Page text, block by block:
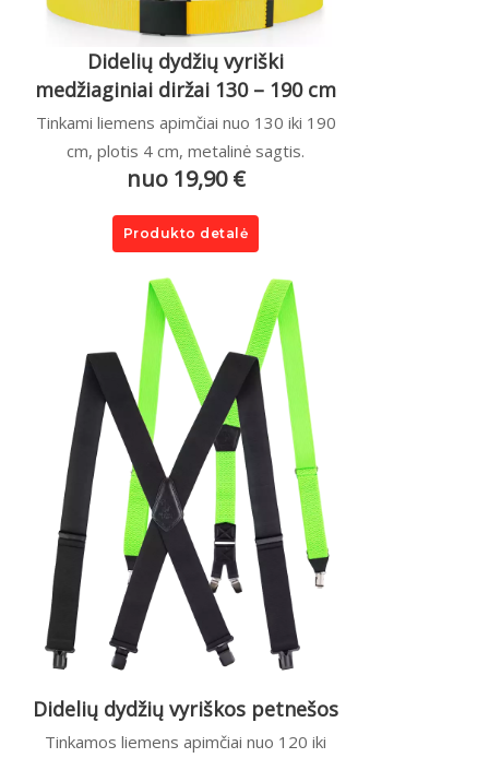
Didelių dydžių vyriški
medžiaginiai diržai 130 – 190 cm
Tinkami liemens apimčiai nuo 130 iki 190
cm, plotis 4 cm, metalinė sagtis.
nuo 19,90 €
Produkto detalė
Didelių dydžių vyriškos petnešos
Tinkamos liemens apimčiai nuo 120 iki